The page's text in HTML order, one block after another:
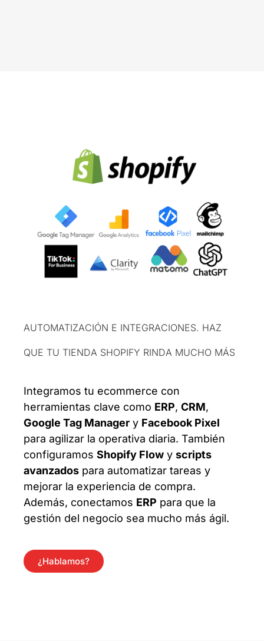
AUTOMATIZACIÓN E INTEGRACIONES. HAZ
QUE TU TIENDA SHOPIFY RINDA MUCHO MÁS
Integramos tu ecommerce con
herramientas clave como ERP, CRM,
Google Tag Manager y Facebook Pixel
para agilizar la operativa diaria. También
configuramos Shopify Flow y scripts
avanzados para automatizar tareas y
mejorar la experiencia de compra.
Además, conectamos ERP para que la
gestión del negocio sea mucho más ágil.
¿Hablamos?